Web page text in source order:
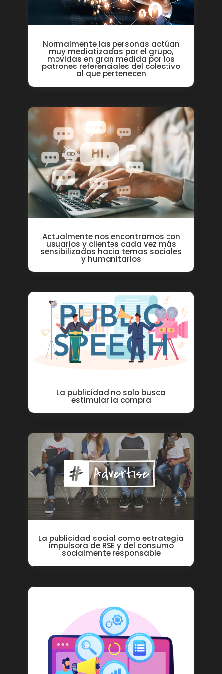
Normalmente las personas actúan
muy mediatizadas por el grupo,
movidas en gran medida por los
patrones referenciales del colectivo
al que pertenecen
Actualmente nos encontramos con
usuarios y clientes cada vez más
sensibilizados hacia temas sociales
y humanitarios
La publicidad no solo busca
estimular la compra
La publicidad social como estrategia
impulsora de RSE y del consumo
socialmente responsable